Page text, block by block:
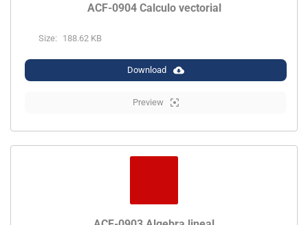
ACF-0904 Calculo vectorial
Size: 188.62 KB
Download
Preview